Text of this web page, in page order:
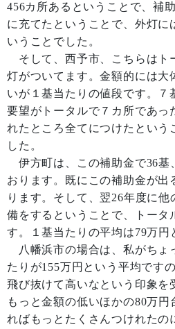
456カ所あるということで、補
に充てたということで、外灯に
いうことでした。
そして、西予市、こちらはト
灯がついてます。金額的には大
いが１基当たりの値段です。７
要望がトータルで７カ所であっ
れたところ全てにつけたという
した。
伊方町は、この補助金で36基
おります。既にこの補助金が出
ります。そして、翌26年度に
備をするということで、トータ
す。１基当たりの平均は79万円
八幡浜市の場合は、私がちょ
たりが155万円という平均です
飛び抜けて高いなという印象を
もっと金額の低いほかの80万
ればもっとたくさんつけれたの